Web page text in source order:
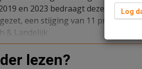
en 2023 bedraagt deze stijging
een stijging van 11 procent
& Landelijk.
lezen?
Log